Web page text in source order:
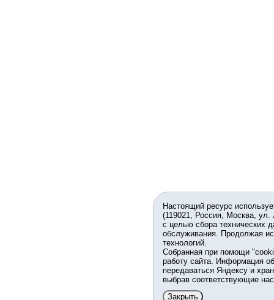
Настоящий ресурс
(119021, Россия, Москва,
с целью сбора технических
обслуживания. Продолжая
технологий.
Собранная при помощи
работу сайта. Информация
передаваться Яндексу и
выбрав соответствующие
Закрыть